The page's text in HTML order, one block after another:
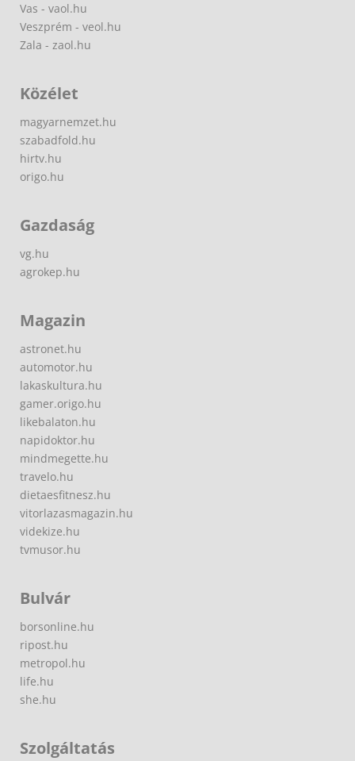
Vas - vaol.hu
Veszprém - veol.hu
Zala - zaol.hu
Közélet
magyarnemzet.hu
szabadfold.hu
hirtv.hu
origo.hu
Gazdaság
vg.hu
agrokep.hu
Magazin
astronet.hu
automotor.hu
lakaskultura.hu
gamer.origo.hu
likebalaton.hu
napidoktor.hu
mindmegette.hu
travelo.hu
dietaesfitnesz.hu
vitorlazasmagazin.hu
videkize.hu
tvmusor.hu
Bulvár
borsonline.hu
ripost.hu
metropol.hu
life.hu
she.hu
Szolgáltatás